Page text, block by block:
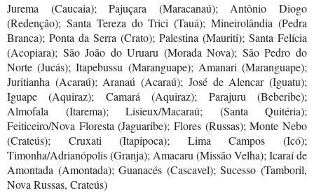
Jurema (Caucaia); Pajuçara (Maracanaú); Antônio Diogo
(Redenção); Santa Tereza do Trici (Tauá); Mineirolândia (Pedra
Branca); Ponta da Serra (Crato); Palestina (Mauriti); Santa Felícia
(Acopiara); São João do Uruaru (Morada Nova); São Pedro do
Norte (Jucás); Itapebussu (Maranguape); Amanari (Maranguape);
Juritianha (Acaraú); Aranaú (Acaraú); José de Alencar (Iguatu);
Iguape (Aquiraz); Camará (Aquiraz); Parajuru (Beberibe);
Almofala (Itarema); Lisieux/Macaraú; (Santa Quitéria);
Feiticeiro/Nova Floresta (Jaguaribe); Flores (Russas); Monte Nebo
(Crateús); Cruxati (Itapipoca); Lima Campos (Icó);
Timonha/Adrianópolis (Granja); Amacaru (Missão Velha); Icaraí de
Amontada (Amontada); Guanacés (Cascavel); Sucesso (Tamboril,
Nova Russas, Crateús)